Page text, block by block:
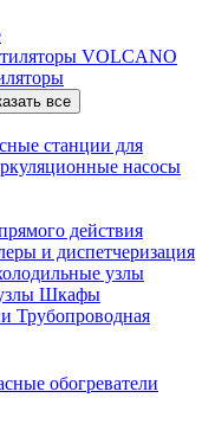
VOLCANO
все
станции для
насосы
действия
и диспетчеризация
узлы
Шкафы
Трубопроводная
обогреватели